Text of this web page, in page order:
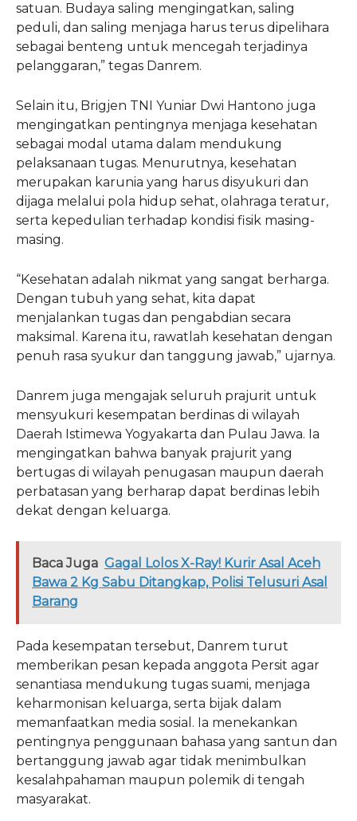
satuan. Budaya saling mengingatkan, saling
peduli, dan saling menjaga harus terus dipelihara
sebagai benteng untuk mencegah terjadinya
pelanggaran,” tegas Danrem.
Selain itu, Brigjen TNI Yuniar Dwi Hantono juga
mengingatkan pentingnya menjaga kesehatan
sebagai modal utama dalam mendukung
pelaksanaan tugas. Menurutnya, kesehatan
merupakan karunia yang harus disyukuri dan
dijaga melalui pola hidup sehat, olahraga teratur,
serta kepedulian terhadap kondisi fisik masing-
masing.
“Kesehatan adalah nikmat yang sangat berharga.
Dengan tubuh yang sehat, kita dapat
menjalankan tugas dan pengabdian secara
maksimal. Karena itu, rawatlah kesehatan dengan
penuh rasa syukur dan tanggung jawab,” ujarnya.
Danrem juga mengajak seluruh prajurit untuk
mensyukuri kesempatan berdinas di wilayah
Daerah Istimewa Yogyakarta dan Pulau Jawa. Ia
mengingatkan bahwa banyak prajurit yang
bertugas di wilayah penugasan maupun daerah
perbatasan yang berharap dapat berdinas lebih
dekat dengan keluarga.
Baca Juga Gagal Lolos X-Ray! Kurir Asal Aceh
Bawa 2 Kg Sabu Ditangkap, Polisi Telusuri Asal
Barang
Pada kesempatan tersebut, Danrem turut
memberikan pesan kepada anggota Persit agar
senantiasa mendukung tugas suami, menjaga
keharmonisan keluarga, serta bijak dalam
memanfaatkan media sosial. Ia menekankan
pentingnya penggunaan bahasa yang santun dan
bertanggung jawab agar tidak menimbulkan
kesalahpahaman maupun polemik di tengah
masyarakat.